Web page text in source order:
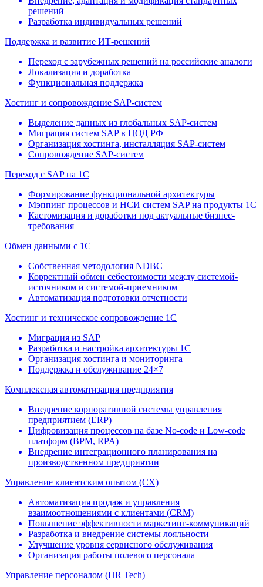
решений
Разработка индивидуальных решений
Поддержка и развитие ИТ-решений
Переход с зарубежных решений на российские аналоги
Локализация и доработка
Функциональная поддержка
Хостинг и сопровождение SAP-систем
Выделение данных из глобальных SAP-систем
Миграция систем SAP в ЦОД РФ
Организация хостинга, инсталляция SAP-систем
Сопровождение SAP-систем
Переход с SAP на 1С
Формирование функциональной архитектуры
Мэппинг процессов и НСИ систем SAP на продукты 1С
Кастомизация и доработки под актуальные бизнес-
требования
Обмен данными с 1С
Собственная методология NDBC
Корректный обмен себестоимости между системой-
источником и системой-приемником
Автоматизация подготовки отчетности
Хостинг и техническое сопровождение 1С
Миграция из SAP
Разработка и настройка архитектуры 1С
Организация хостинга и мониторинга
Поддержка и обслуживание 24×7
Комплексная автоматизация предприятия
Внедрение корпоративной системы управления
предприятием (ERP)
Цифровизация процессов на базе No-code и Low-code
платформ (BPM, RPA)
Внедрение интеграционного планирования на
производственном предприятии
Управление клиентским опытом (CX)
Автоматизация продаж и управления
взаимоотношениями c клиентами (CRM)
Повышение эффективности маркетинг-коммуникаций
Разработка и внедрение системы лояльности
Улучшение уровня сервисного обслуживания
Организация работы полевого персонала
Управление персоналом (HR Tech)